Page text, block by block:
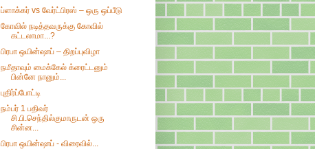
ப்ளாக்கர் vs வேர்ட்பிரஸ் – ஒரு ஒப்பீடு
கோவில் நடித்தவருக்கு கோவில்
கட்டலாமா...?
பிரபா ஒயின்ஷாப் – திறப்புவிழா
நமீதாவும் மைக்கேல் க்ரைட்டனும்
பின்னே நானும்...
புதிர்ப்போட்டி
நம்பர் 1 பதிவர்
சி.பி.செந்தில்குமாருடன் ஒரு
சின்ன...
பிரபா ஒயின்ஷாப் - விரைவில்...